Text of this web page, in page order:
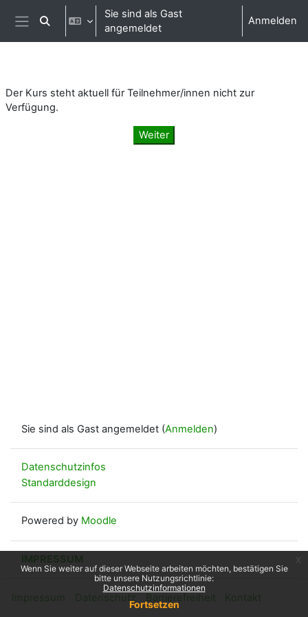
Zum Hauptinhalt
Wenn Sie weiter auf dieser Webseite arbeiten möchten, bestätigen Sie
bitte unsere Nutzungsrichtlinie:
Datenschutzinformationen
Fortsetzen
Website-Übersicht
Sucheingabe umschalten
Sie sind als Gast
angemeldet
Anmelden
Der Kurs steht aktuell für Teilnehmer/innen nicht zur
Verfügung.
Weiter
Sie sind als Gast angemeldet (Anmelden)
Datenschutzinfos
Standarddesign
Powered by Moodle
IMPRESSUM
Impressum Datenschutz Barrierefreiheit Kontakt